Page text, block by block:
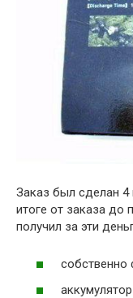
Заказ был сделан 4
итоге от заказа до
получил за эти
собственно
аккумулятор